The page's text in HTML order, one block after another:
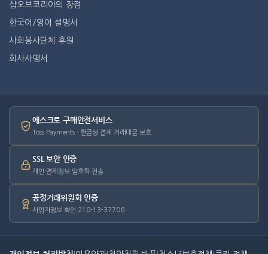
샵오브코리아의 장점
한국어/영어 설명서
사회봉사단체 후원
회사사명서
에스크로 구매안전서비스
Toss Payments · 현금성 결제 거래대금 보호
SSL 보안 인증
개인·결제정보 암호화 전송
공정거래위원회 인증
사업자정보 확인 210-13-37706